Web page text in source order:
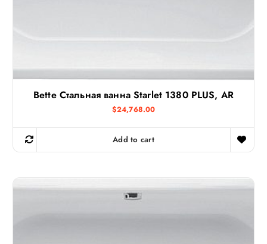
Bette Стальная ванна Starlet 1380 PLUS, AR
$24,768.00
Add to cart